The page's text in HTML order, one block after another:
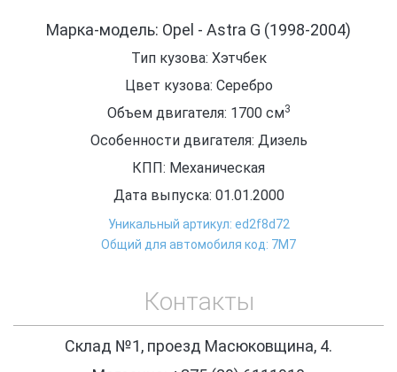
Марка-модель: Opel - Astra G (1998-2004)
Тип кузова: Хэтчбек
Цвет кузова: Серебро
Объем двигателя: 1700 см3
Особенности двигателя: Дизель
КПП: Механическая
Дата выпуска: 01.01.2000
Уникальный артикул: ed2f8d72
Общий для автомобиля код: 7М7
Контакты
Склад №1, проезд Масюковщина, 4.